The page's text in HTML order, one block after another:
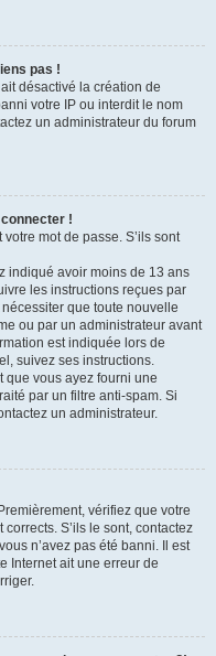
pas !
désactivé la création de
votre IP ou interdit le nom
un administrateur du forum
!
mot de passe. S’ils sont
indiqué avoir moins de 13 ans
les instructions reçues par
que toute nouvelle
ou par un administrateur avant
est indiquée lors de
suivez ses instructions.
que vous ayez fourni une
par un filtre anti-spam. Si
un administrateur.
vérifiez que votre
S’ils le sont, contactez
n’avez pas été banni. Il est
Internet ait une erreur de